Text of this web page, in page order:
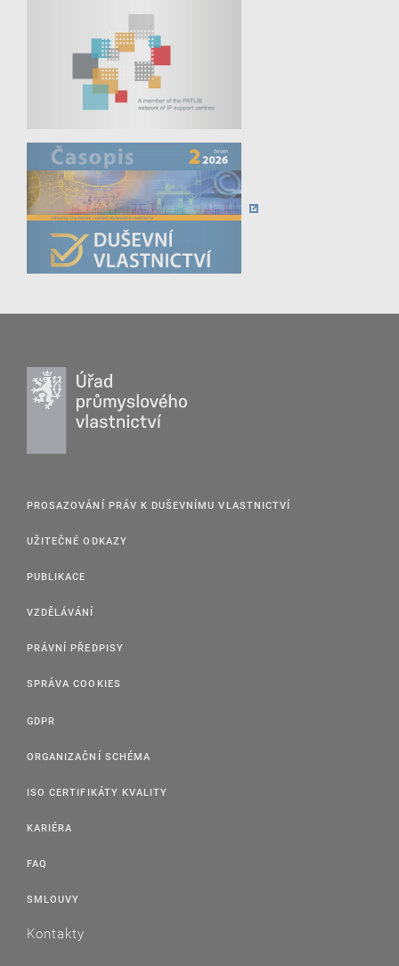
PROSAZOVÁNÍ PRÁV K DUŠEVNÍMU VLASTNICTVÍ
UŽITEČNÉ ODKAZY
PUBLIKACE
VZDĚLÁVÁNÍ
PRÁVNÍ PŘEDPISY
SPRÁVA COOKIES
GDPR
ORGANIZAČNÍ SCHÉMA
ISO CERTIFIKÁTY KVALITY
KARIÉRA
FAQ
SMLOUVY
Kontakty